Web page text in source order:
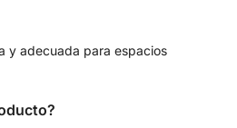
y adecuada para espacios